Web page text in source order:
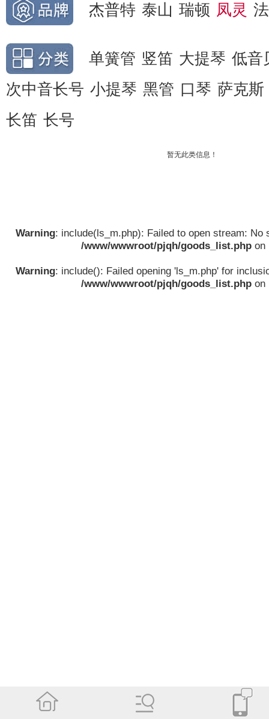
杰普特 泰山 瑞顿 凤灵
单簧管 竖笛 大提琴 低音
次中音长号 小提琴 黑管 口琴 萨克斯
长笛 长号
暂无此类信息！
Warning: include(ls_m.php): Failed to open stream: No
/www/wwwroot/pjqh/goods_list.php on
Warning: include(): Failed opening 'ls_m.php' for
/www/wwwroot/pjqh/goods_list.php on